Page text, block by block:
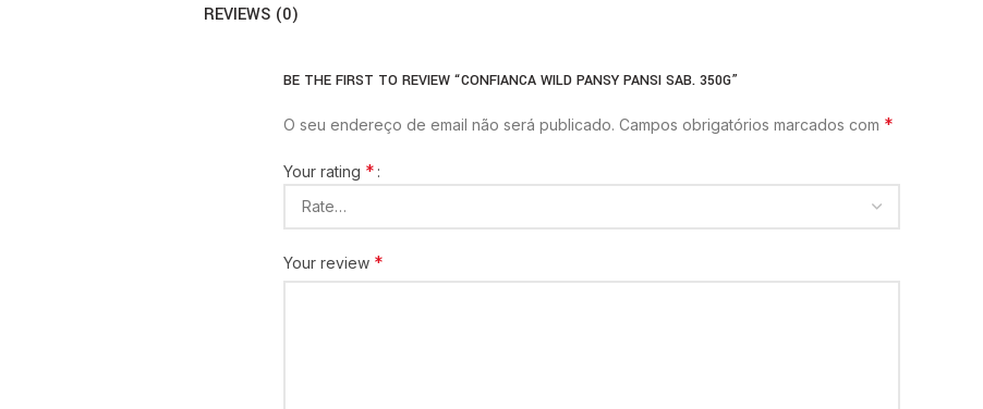
REVIEWS (0)
BE THE FIRST TO REVIEW “CONFIANCA WILD PANSY PANSI SAB. 350G”
O seu endereço de email não será publicado. Campos obrigatórios marcados com *
Your rating *
Your review *